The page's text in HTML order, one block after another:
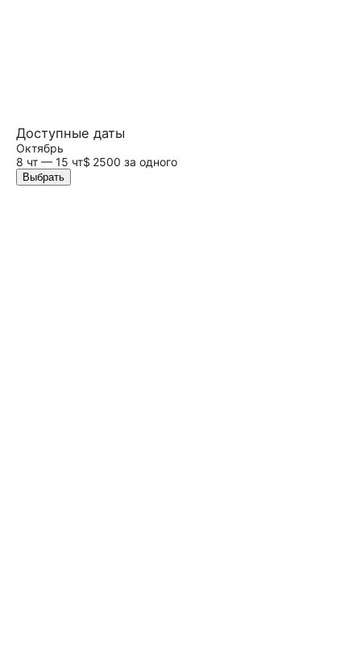
Доступные даты
Октябрь
8 чт — 15 чт$ 2500 за одного
Выбрать